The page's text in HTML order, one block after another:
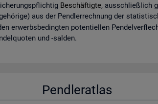
Be­schäf­tig­te, aus­schlie­ß­lich
aus der Pend­ler­rech­nung der
er­werbs­be­ding­ten po­ten­ti­el­len
und -sal­den.
Pendleratlas